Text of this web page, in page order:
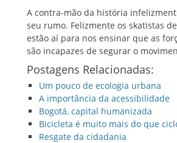
A contra-mão da história
seu rumo. Felizmente os skatistas
estão aí para nos ensinar que as
são incapazes de segurar o
Postagens Relacionadas:
Um pouco de ecologia urbana
A importância da acessibilidade
Bogotá, capital humanizada
Bicicleta é muito mais do que
Resgate da cidadania